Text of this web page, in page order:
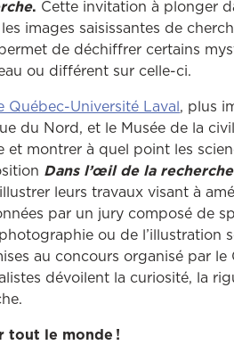
. Cette invitation à plonger
images saisissantes de
de déchiffrer certains
ou différent sur celle-ci.
Québec-Université LavalCe lien
, plus
du Nord, et le Musée de la
montrer à quel point les
Dans l’œil de la recherche
leurs travaux visant à
par un jury composé de
ou de l’illustration
au concours organisé par
dévoilent la curiosité, la
tout le monde !